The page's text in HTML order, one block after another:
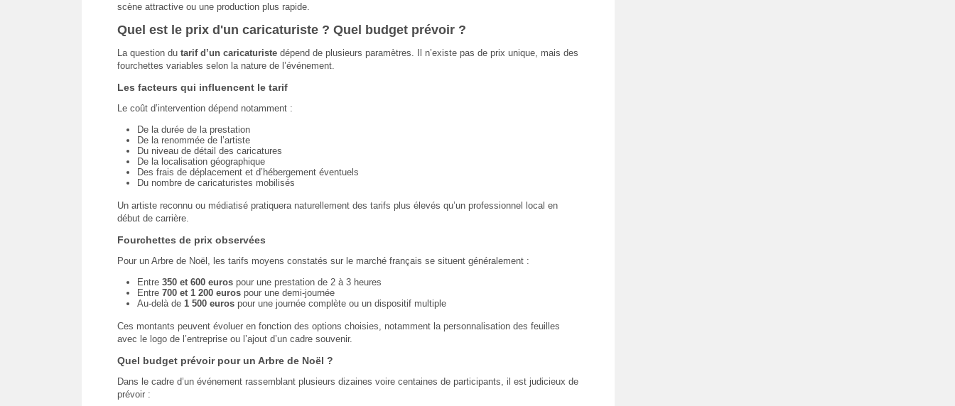
scène attractive ou une production plus rapide.
Quel est le prix d'un caricaturiste ? Quel budget prévoir ?
La question du tarif d’un caricaturistedépend de plusieurs paramètres. Il n’existe pas de prix unique, mais des
fourchettes variables selon la nature de l’événement.
Les facteurs qui influencent le tarif
Le coût d’intervention dépend notamment :
De la durée de la prestation
De la renommée de l’artiste
Du niveau de détail des caricatures
De la localisation géographique
Des frais de déplacement et d’hébergement éventuels
Du nombre de caricaturistes mobilisés
Un artiste reconnu ou médiatisé pratiquera naturellement des tarifs plus élevés qu’un professionnel local en
début de carrière.
Fourchettes de prix observées
Pour un Arbre de Noël, les tarifs moyens constatés sur le marché français se situent généralement :
Entre 350 et 600 eurospour une prestation de 2 à 3 heures
Entre 700 et 1 200 eurospour une demi-journée
Au-delà de 1 500 eurospour une journée complète ou un dispositif multiple
Ces montants peuvent évoluer en fonction des options choisies, notamment la personnalisation des feuilles
avec le logo de l’entreprise ou l’ajout d’un cadre souvenir.
Quel budget prévoir pour un Arbre de Noël ?
Dans le cadre d’un événement rassemblant plusieurs dizaines voire centaines de participants, il est judicieux de
prévoir :